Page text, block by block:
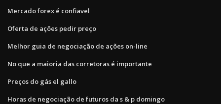
Mercado forex é confiavel
Oferta de ações pedir preço
Melhor guia de negociação de ações on-line
No que a maioria das corretoras é importante
Preços do gás el gallo
Horas de negociação de futuros da s & p domingo